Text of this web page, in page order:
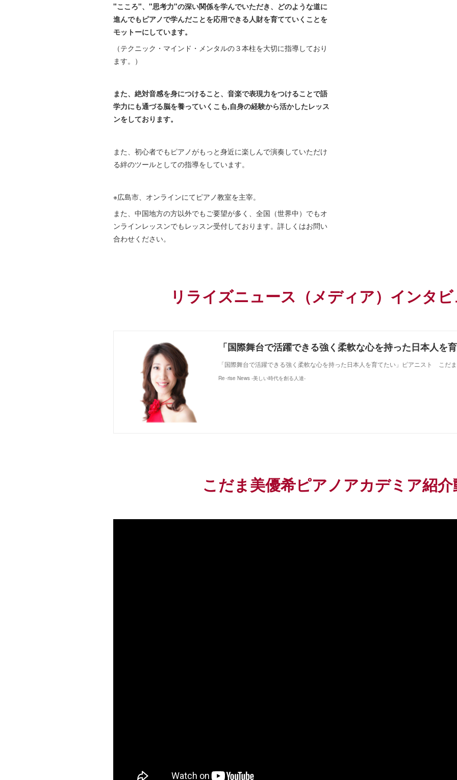
"こころ"、"思考力"の深い関係を学んでいただき、 どのような道に
進んでもピアノで学んだことを応用できる人財を育てていくことを
モットーにしています。
（テクニック・マインド・メンタルの３本柱を大切に指導しており
ます。）
また、絶対音感を身につけること、 音楽で表現力をつけることで語
学力にも通づる脳を養っていくこも,自身の経験から活かしたレッス
ンをしております。
また、初心者でもピアノがもっと身近に楽しんで演奏していただけ
る絆のツールとしての指導をしています。
※広島市、オンラインにてピアノ教室を主宰。
また、中国地方の方以外でもご要望が多く、全国（世界中）でもオ
ンラインレッスンでもレッスン受付しております。詳しくはお問い
合わせください。
リライズニュース（メディア）インタ
「国際舞台で活躍できる強く柔軟な心を持った日本人を育てたい」ピアニスト こだ
Re･rise News -美しい時代を創る人達-
こだま美優希ピアノアカデミア紹介